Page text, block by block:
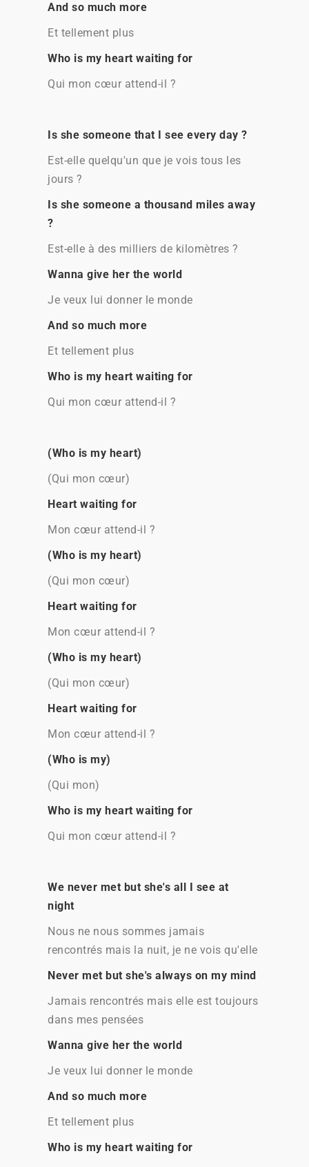
And so much more
Et tellement plus
Who is my heart waiting for
Qui mon cœur attend-il ?
Is she someone that I see every day ?
Est-elle quelqu'un que je vois tous les
jours ?
Is she someone a thousand miles away
?
Est-elle à des milliers de kilomètres ?
Wanna give her the world
Je veux lui donner le monde
And so much more
Et tellement plus
Who is my heart waiting for
Qui mon cœur attend-il ?
(Who is my heart)
(Qui mon cœur)
Heart waiting for
Mon cœur attend-il ?
(Who is my heart)
(Qui mon cœur)
Heart waiting for
Mon cœur attend-il ?
(Who is my heart)
(Qui mon cœur)
Heart waiting for
Mon cœur attend-il ?
(Who is my)
(Qui mon)
Who is my heart waiting for
Qui mon cœur attend-il ?
We never met but she's all I see at
night
Nous ne nous sommes jamais
rencontrés mais la nuit, je ne vois qu'elle
Never met but she's always on my mind
Jamais rencontrés mais elle est toujours
dans mes pensées
Wanna give her the world
Je veux lui donner le monde
And so much more
Et tellement plus
Who is my heart waiting for